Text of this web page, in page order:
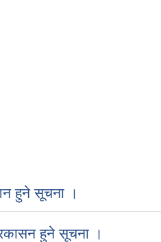
हुने सूचना ।
हुने सूचना ।